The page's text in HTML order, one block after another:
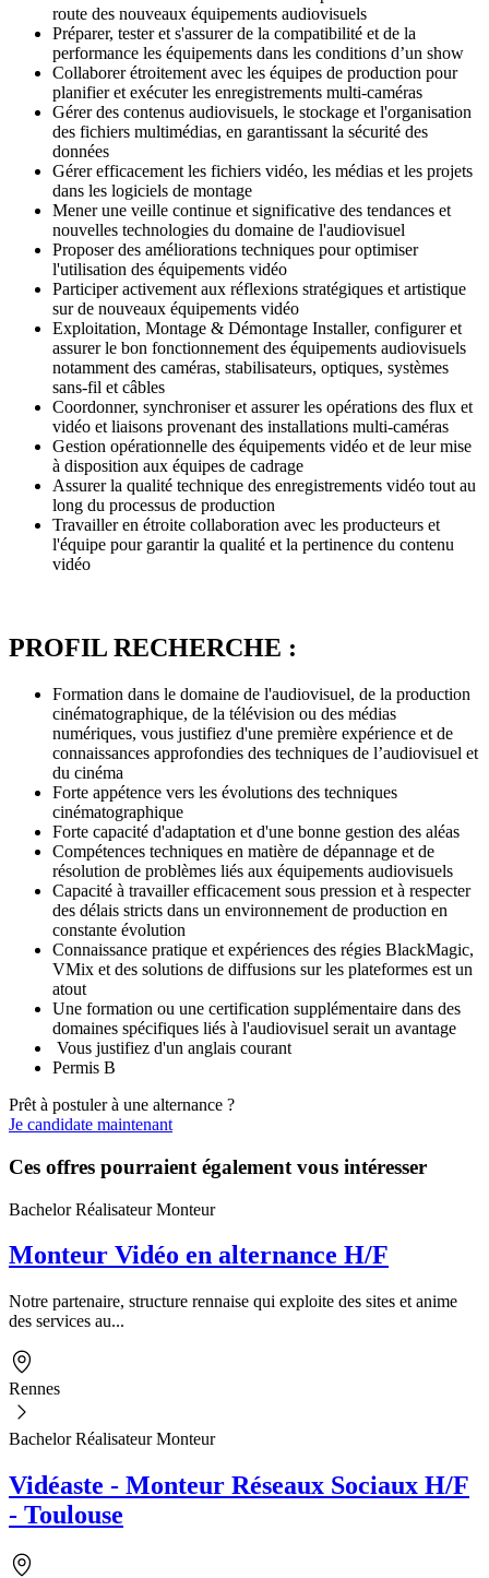
route des nouveaux équipements audiovisuels
Préparer, tester et s'assurer de la compatibilité et de la
performance les équipements dans les conditions d’un show
Collaborer étroitement avec les équipes de production pour
planifier et exécuter les enregistrements multi-caméras
Gérer des contenus audiovisuels, le stockage et l'organisation
des fichiers multimédias, en garantissant la sécurité des
données
Gérer efficacement les fichiers vidéo, les médias et les projets
dans les logiciels de montage
Mener une veille continue et significative des tendances et
nouvelles technologies du domaine de l'audiovisuel
Proposer des améliorations techniques pour optimiser
l'utilisation des équipements vidéo
Participer activement aux réflexions stratégiques et artistique
sur de nouveaux équipements vidéo
Exploitation, Montage & Démontage Installer, configurer et
assurer le bon fonctionnement des équipements audiovisuels
notamment des caméras, stabilisateurs, optiques, systèmes
sans-fil et câbles
Coordonner, synchroniser et assurer les opérations des flux et
vidéo et liaisons provenant des installations multi-caméras
Gestion opérationnelle des équipements vidéo et de leur mise
à disposition aux équipes de cadrage
Assurer la qualité technique des enregistrements vidéo tout au
long du processus de production
Travailler en étroite collaboration avec les producteurs et
l'équipe pour garantir la qualité et la pertinence du contenu
vidéo
PROFIL RECHERCHE :
Formation dans le domaine de l'audiovisuel, de la production
cinématographique, de la télévision ou des médias
numériques, vous justifiez d'une première expérience et de
connaissances approfondies des techniques de l’audiovisuel et
du cinéma
Forte appétence vers les évolutions des techniques
cinématographique
Forte capacité d'adaptation et d'une bonne gestion des aléas
Compétences techniques en matière de dépannage et de
résolution de problèmes liés aux équipements audiovisuels
Capacité à travailler efficacement sous pression et à respecter
des délais stricts dans un environnement de production en
constante évolution
Connaissance pratique et expériences des régies BlackMagic,
VMix et des solutions de diffusions sur les plateformes est un
atout
Une formation ou une certification supplémentaire dans des
domaines spécifiques liés à l'audiovisuel serait un avantage
Vous justifiez d'un anglais courant
Permis B
Prêt à postuler à une alternance ?
Je candidate maintenant
Ces offres pourraient également vous intéresser
Bachelor Réalisateur Monteur
Monteur Vidéo en alternance H/F
Notre partenaire, structure rennaise qui exploite des sites et anime
des services au...
Rennes
Bachelor Réalisateur Monteur
Vidéaste - Monteur Réseaux Sociaux H/F
- Toulouse